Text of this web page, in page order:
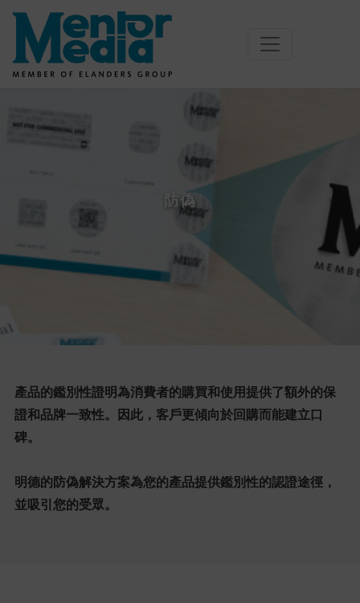
Skip
content
防偽
產品的鑑別性證明為消費者的購買和使用提供了額外的保
證和品牌一致性。因此，客戶更傾向於回購而能建立口
碑。
明德的防偽解決方案為您的產品提供鑑別性的認證途徑，
並吸引您的受眾。